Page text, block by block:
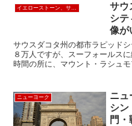
イエローストーン、サウスダコタ
サウ
シ
像が
サウスダコタ州の都市ラピッド
８万人ですが、スーフォールス
時間の所に、マウント・ラシュ
ニューヨーク
ニュ
シン
門